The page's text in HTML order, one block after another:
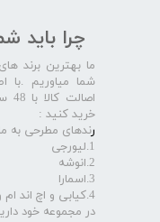
چرا باید
ما بهترین برند
شما میاوریم .با
خرید کنید :
رندهای مطرحی به
1.لیورجی
2.انوشه
3.اسمارا
4.کیابی و اچ اند ام و ...
در مجموعه خود